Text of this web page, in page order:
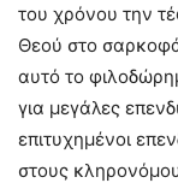
του χρόνου την
Θεού στο
αυτό το
για μεγάλες
επιτυχημένοι
στους